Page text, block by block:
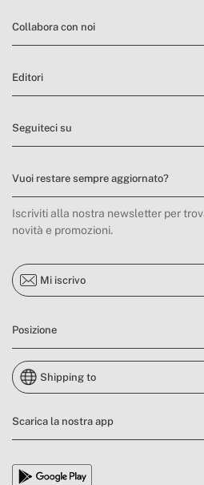
Collabora con noi
Editori
Seguiteci su
Vuoi restare sempre aggiornato?
Iscriviti alla nostra newsletter per
novità e promozioni.
Mi iscrivo
Posizione
Shipping to
Scarica la nostra app